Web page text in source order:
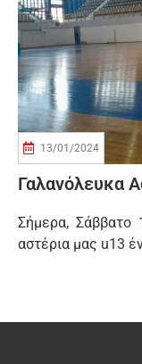
13/01/2024
Γαλανόλευκα
Σήμερα, Σάββατο
αστέρια μας u13